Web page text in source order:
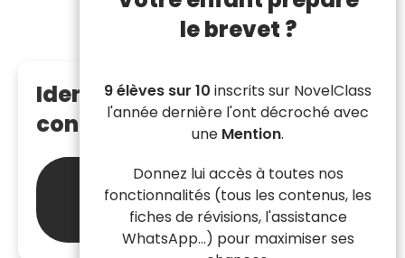
Identités remarquables à
connaître
Fichier Fiche sur les
identités remarquables
le brevet ?
9 élèves sur 10 inscrits sur NovelClass
l'année dernière l'ont décroché avec
une Mention.
Donnez lui accès à toutes nos
fonctionnalités (tous les contenus, les
fiches de révisions, l'assistance
WhatsApp...) pour maximiser ses